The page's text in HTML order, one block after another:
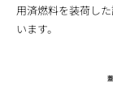
用済燃料を装荷し
います。